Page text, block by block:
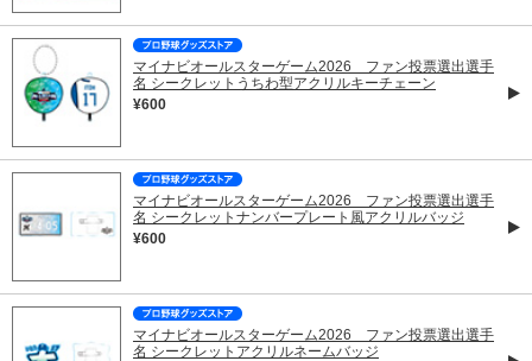
マイナビオールスターゲーム2026 ファン投票選出選手
名 シークレットうちわ型アクリルキーチェーン
¥600
マイナビオールスターゲーム2026 ファン投票選出選手
名 シークレットナンバープレート風アクリルバッジ
¥600
マイナビオールスターゲーム2026 ファン投票選出選手
名 シークレットアクリルネームバッジ